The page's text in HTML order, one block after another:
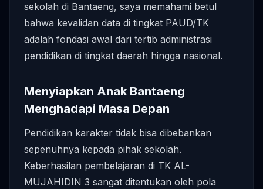
sekolah di Bantaeng, saya memahami betul
bahwa kevalidan data di tingkat PAUD/TK
adalah fondasi awal dari tertib administrasi
pendidikan di tingkat daerah hingga nasional.
Menyiapkan Anak Bantaeng
Menghadapi Masa Depan
Pendidikan karakter tidak bisa dibebankan
sepenuhnya kepada pihak sekolah.
Keberhasilan pembelajaran di TK AL-
MUJAHIDIN 3 sangat ditentukan oleh pola